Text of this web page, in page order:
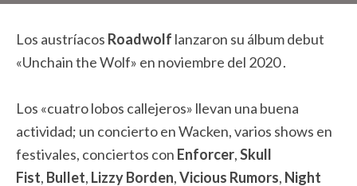
Los austríacos Roadwolf lanzaron su álbum debut
«Unchain the Wolf» en noviembre del 2020 .
Los «cuatro lobos callejeros» llevan una buena
actividad; un concierto en Wacken, varios shows en
festivales, conciertos con Enforcer,Skull
Fist, Bullet, Lizzy Borden,Vicious Rumors, Night